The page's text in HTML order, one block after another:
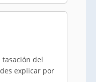
del
explicar por